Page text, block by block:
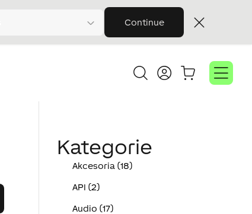
Continue
Kategorie
Akcesoria (18)
API (2)
Audio (17)